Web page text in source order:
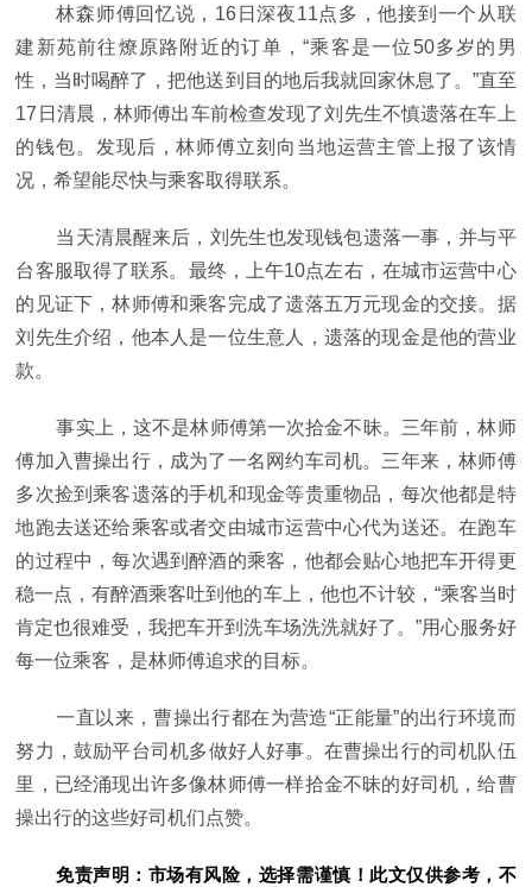
林森师傅回忆说，16日深夜11点多，他接到一个从联
建新苑前往燎原路附近的订单，“乘客是一位50多岁的男
性 ，当时喝醉了，把他送到目的地后我就回家休息了。”直至
17日清晨，林师傅出车前检查发现了刘先生不慎遗落在车上
的钱包。发现后，林师傅立刻向当地运营主管上报了该情
况，希望能尽快与乘客取得联系。
当天清晨醒来后，刘先生也发现钱包遗落一事，并与平
台客服取得了联系。最终，上午10点左右，在城市运营中心
的见证下，林师傅和乘客完成了遗落五万元现金的交接。据
刘先生介绍，他本人是一位生意人，遗落的现金是他的营业
款。
事实上，这不是林师傅第一次拾金不昧。三年前，林师
傅加入曹操出行，成为了一名网约车司机。三年来，林师傅
多次捡到乘客遗落的手机和现金等贵重物品，每次他都是特
地跑去送还给乘客或者交由城市运营中心代为送还。在跑车
的过程中，每次遇到醉酒的乘客，他都会贴心地把车开得更
稳一点，有醉酒乘客吐到他的车上，他也不计较，“乘客当时
肯定也很难受，我把车开到洗车场洗洗就好了。”用心服务好
每一位乘客，是林师傅追求的目标。
一直以来，曹操出行都在为营造“正能量”的出行环境而
努力，鼓励平台司机多做好人好事。在曹操出行的司机队伍
里，已经涌现出许多像林师傅一样拾金不昧的好司机，给曹
操出行的这些好司机们点赞。
免责声明：市场有风险，选择需谨慎！此文仅供参考，不